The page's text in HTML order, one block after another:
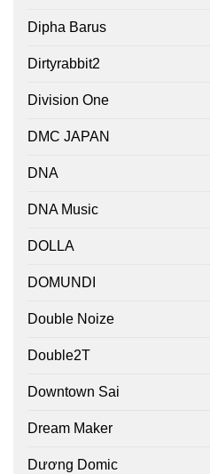
Dipha Barus
Dirtyrabbit2
Division One
DMC JAPAN
DNA
DNA Music
DOLLA
DOMUNDI
Double Noize
Double2T
Downtown Sai
Dream Maker
Dương Domic